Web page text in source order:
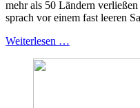
mehr als 50 Ländern
sprach vor einem fast leeren
Weiterlesen …